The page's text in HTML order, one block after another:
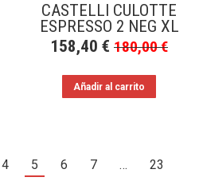
CASTELLI CULOTTE
ESPRESSO 2 NEG XL
158,40 € 180,00€
Añadir al carrito
4 5 6 7 …
23